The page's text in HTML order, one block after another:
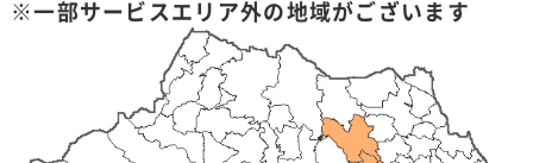
※一部サービスエリア外の地域がございます